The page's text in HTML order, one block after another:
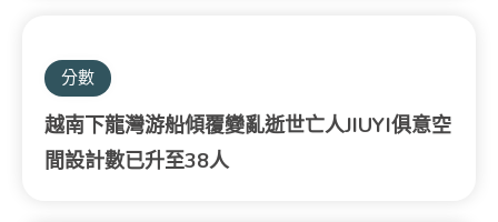
分數
越南下龍灣游船傾覆變亂逝世亡人JIUYI俱意空
間設計數已升至38人